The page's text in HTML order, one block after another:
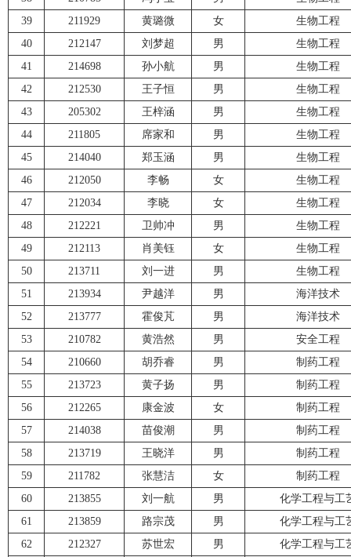
39
211929 黄璐微 女
生物工程
40
212147 刘梦超 男
生物工程
41
214698 孙小航 男
生物工程
42
212530 王子恒 男
生物工程
43
205302 王梓涵 男
生物工程
44
211805 席家和 男
生物工程
45
214040 郑玉涵 男
生物工程
46
212050 李畅 女
生物工程
47
212034 李晓 女
生物工程
48
212221 卫帅冲 男
生物工程
49
212113 肖美钰 女
生物工程
50
213711 刘一进 男
生物工程
51
213934 尹越洋 男
海洋技术
52
213777 霍俊芃 男
海洋技术
53
210782 黄浩然 男
安全工程
54
210660 胡乔睿 男
制药工程
55
213723 黄子扬 男
制药工程
56
212265 康金波 女
制药工程
57
214038 苗俊潮 男
制药工程
58
213719 王晓洋 男
制药工程
59
211782 张慧洁 女
制药工程
60
213855 刘一航 男
化学工程与工
61
213859 路宗茂 男
化学工程与工
62
212327 苏世宏 男 化学工程与工